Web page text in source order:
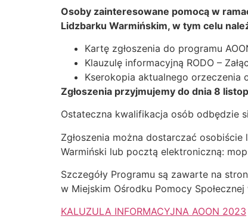
Osoby zainteresowane pomocą w
Lidzbarku Warmińskim, w tym celu
Kartę zgłoszenia do programu
Klauzulę informacyjną RODO –
Kserokopia aktualnego orzeczenia
Zgłoszenia przyjmujemy do dnia 8
Ostateczna kwalifikacja osób odbędzie
Zgłoszenia można dostarczać
Warmiński lub pocztą elektroniczną:
Szczegóły Programu są zawarte na
w Miejskim Ośrodku Pomocy
KALUZULA INFORMACYJNA AOON 2023